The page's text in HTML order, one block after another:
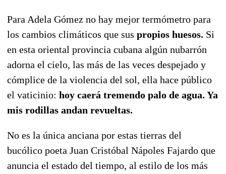
Para Adela Gómez no hay mejor termómetro para
los cambios climáticos que sus propios huesos. Si
en esta oriental provincia cubana algún nubarrón
adorna el cielo, las más de las veces despejado y
cómplice de la violencia del sol, ella hace público
el vaticinio: hoy caerá tremendo palo de agua. Ya
mis rodillas andan revueltas.
No es la única anciana por estas tierras del
bucólico poeta Juan Cristóbal Nápoles Fajardo que
anuncia el estado del tiempo, al estilo de los más